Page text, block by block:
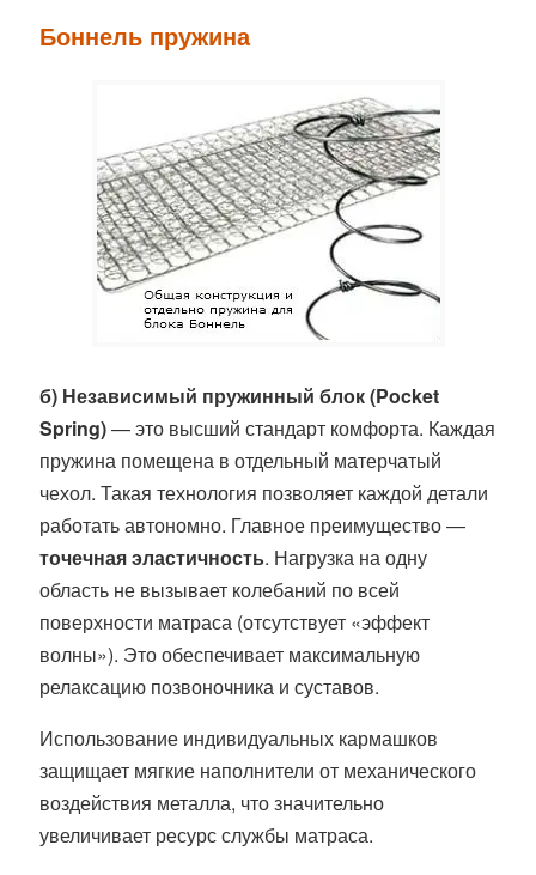
Боннель пружина
б) Независимый пружинный блок (Pocket
Spring)— это высший стандарт комфорта. Каждая
пружина помещена в отдельный матерчатый
чехол. Такая технология позволяет каждой детали
работать автономно. Главное преимущество —
точечная эластичность. Нагрузка на одну
область не вызывает колебаний по всей
поверхности матраса (отсутствует «эффект
волны»). Это обеспечивает максимальную
релаксацию позвоночника и суставов.
Использование индивидуальных кармашков
защищает мягкие наполнители от механического
воздействия металла, что значительно
увеличивает ресурс службы матраса.